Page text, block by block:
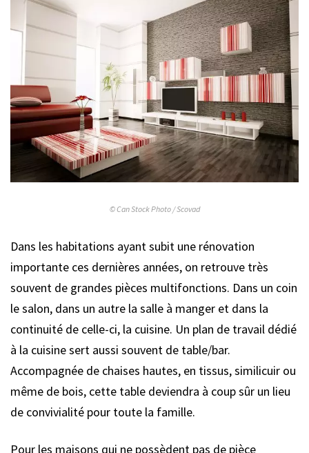
© Can Stock Photo / Scovad
Dans les habitations ayant subit une rénovation
importante ces dernières années, on retrouve très
souvent de grandes pièces multifonctions. Dans un coin
le salon, dans un autre la salle à manger et dans la
continuité de celle-ci, la cuisine. Un plan de travail dédié
à la cuisine sert aussi souvent de table/bar.
Accompagnée de chaises hautes, en tissus, similicuir ou
même de bois, cette table deviendra à coup sûr un lieu
de convivialité pour toute la famille.
Pour les maisons qui ne possèdent pas de pièce